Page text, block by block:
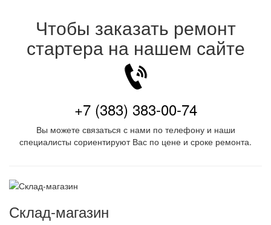
Чтобы заказать ремонт
стартера на нашем сайте
+7 (383) 383-00-74
Вы можете связаться с нами по телефону и наши
специалисты сориентируют Вас по цене и сроке ремонта.
Склад-магазин